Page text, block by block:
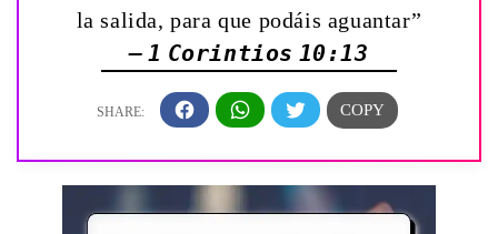
la salida, para que podáis aguantar”
— 1 Corintios 10:13